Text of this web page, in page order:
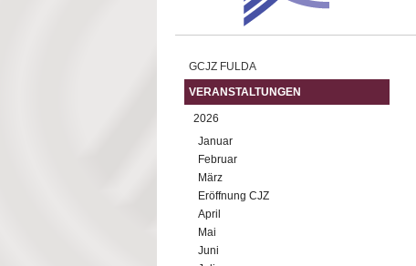
GCJZ FULDA
VERANSTALTUNGEN
2026
Januar
Februar
März
Eröffnung CJZ
April
Mai
Juni